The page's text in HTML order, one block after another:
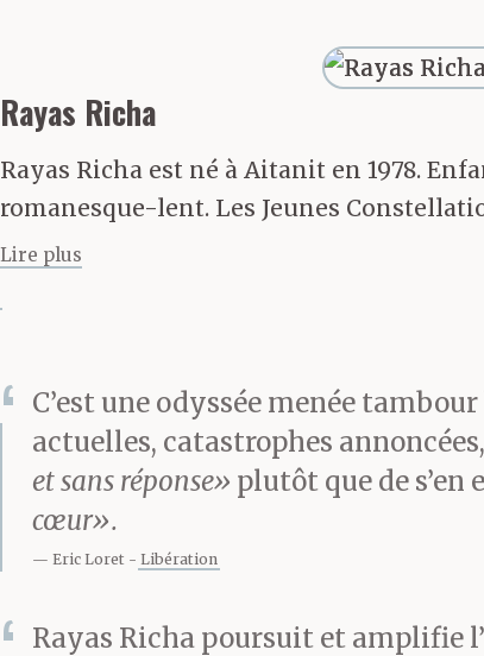
un ducat à
cargaison
Je les
sonnés et
Rayas Richa
Rayas Richa est né à Aitanit en 1978.
romanesque-lent. Les Jeunes
Lire plus
C’est une odyssée menée
actuelles, catastrophes
et sans réponse» plutôt que de s’en
cœur».
Eric Loret Libération
Rayas Richa poursuit et amplifie